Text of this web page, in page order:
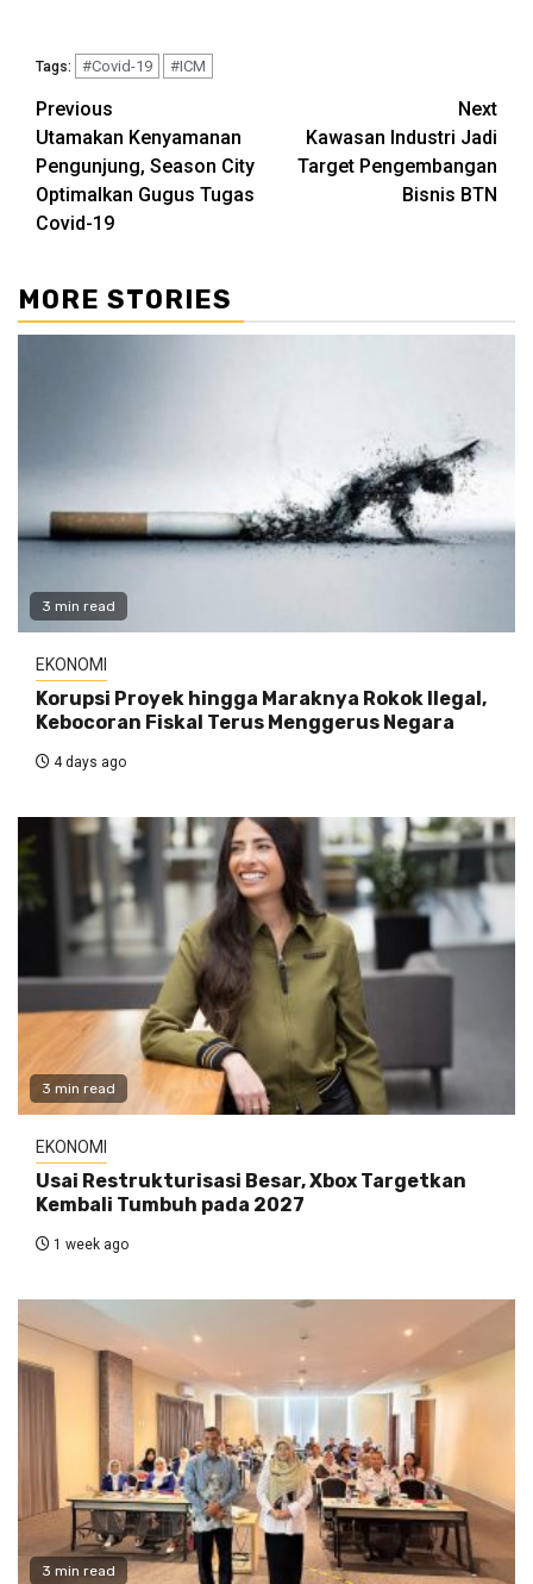
Tags: #Covid-19 #ICM
Continue
Reading
Previous
Utamakan Kenyamanan
Pengunjung, Season City
Optimalkan Gugus Tugas
Covid-19
Next
Kawasan Industri Jadi
Target Pengembangan
Bisnis BTN
MORE STORIES
3 min read
EKONOMI
Korupsi Proyek hingga Maraknya Rokok Ilegal,
Kebocoran Fiskal Terus Menggerus Negara
4 days ago
3 min read
EKONOMI
Usai Restrukturisasi Besar, Xbox Targetkan
Kembali Tumbuh pada 2027
1 week ago
3 min read